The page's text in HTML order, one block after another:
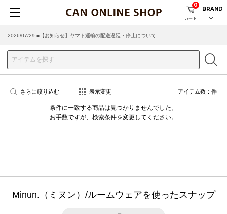
カート
0
BRAND
2026/07/29 ■【お知らせ】ヤマト運輸の配送遅延・停止について
さらに絞り込む 表示変更 アイテム数： 件
条件に一致する商品は見つかりませんでした。
お手数ですが、検索条件を変更してください。
Minun.（ミヌン）/ルームウェアを使ったスナップ